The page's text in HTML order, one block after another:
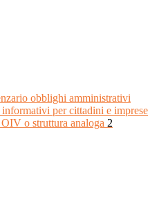
obblighi amministrativi
per cittadini e imprese
o struttura analoga 2